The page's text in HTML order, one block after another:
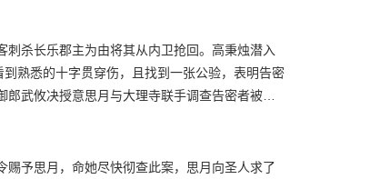
杀长乐郡主为由将其从内卫抢回。高秉烛潜入
熟悉的十字贯穿伤，且找到一张公验，表明告密
武攸决授意思月与大理寺联手调查告密者被杀
予思月，命她尽快彻查此案，思月向圣人求了